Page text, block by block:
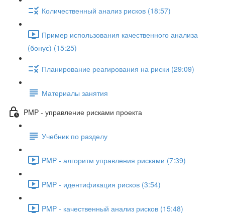
Количественный анализ рисков (18:57)
Пример использования качественного анализа
(бонус) (15:25)
Планирование реагирования на риски (29:09)
Материалы занятия
PMP - управление рисками проекта
Учебник по разделу
PMP - алгоритм управления рисками (7:39)
PMP - идентификация рисков (3:54)
PMP - качественный анализ рисков (15:48)